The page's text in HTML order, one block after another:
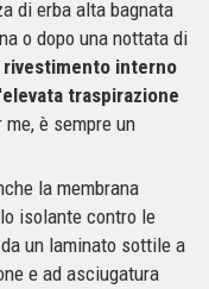
di erba alta bagnata
o dopo una nottata di
interno
elevata traspirazione
è sempre un
la membrana
isolante contro le
un laminato sottile a
e ad asciugatura